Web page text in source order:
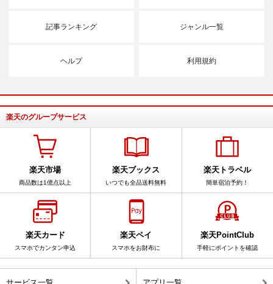
記事ランキング ジャンル一覧
ヘルプ 利用規約
楽天のグループサービス
楽天市場
商品数は1億点以上
楽天ブックス
いつでも全品送料無料
楽天トラベル
簡単宿泊予約！
楽天カード
スマホでカンタン申込
楽天ペイ
スマホをお財布に
楽天PointClub
手軽にポイントを確認